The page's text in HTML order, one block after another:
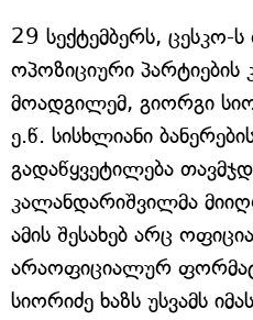
29 სექტემბერს, ცესკო-
ოპოზიციური
მოადგილემ, გიორგი
ე.წ. სისხლიანი
გადაწყვეტილება
კალანდარიშვილმა
ამის შესახებ არც
არაოფიციალურ
სიორიძე ხაზს უსვამს